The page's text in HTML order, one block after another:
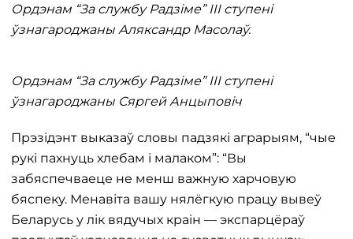
Ордэнам “За службу Радзіме” III ступені
ўзнагароджаны Аляксандр Масолаў.
Ордэнам “За службу Радзіме” III ступені
ўзнагароджаны Сяргей Анцыповіч
Прэзідэнт выказаў словы падзякі аграрыям, “чые
рукі пахнуць хлебам і малаком”: “Вы
забяспечваеце не менш важную харчовую
бяспеку. Менавіта вашу нялёгкую працу вывеў
Беларусь у лік вядучых краін — экспарцёраў